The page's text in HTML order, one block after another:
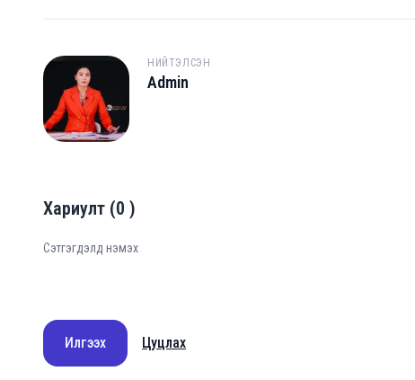
A
НИЙТЭЛСЭН
Admin
Хариулт (0 )
Илгээх Цуцлах